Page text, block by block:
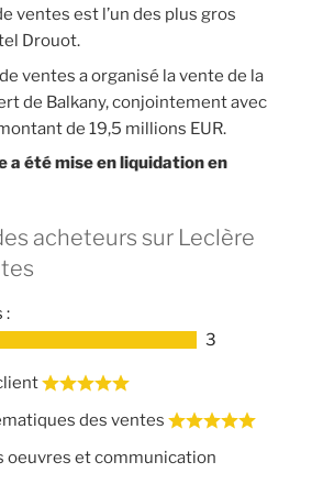
ventes est l’un des plus gros
Drouot.
ventes a organisé la vente de la
de Balkany, conjointement avec
de 19,5 millions EUR.
a été mise en liquidation en
acheteurs sur Leclère
:
3
des ventes
oeuvres et communication